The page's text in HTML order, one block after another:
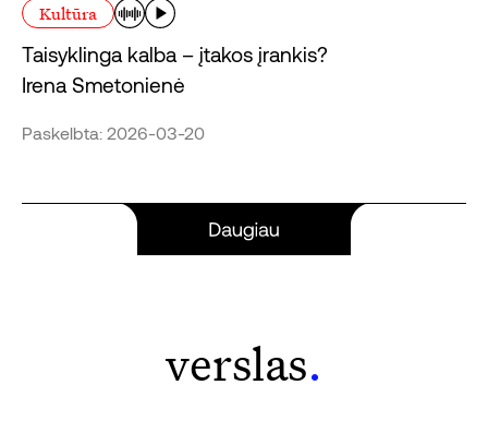
Kultūra
Taisyklinga kalba – įtakos įrankis?
Irena Smetonienė
Paskelbta: 2026-03-20
verslas.